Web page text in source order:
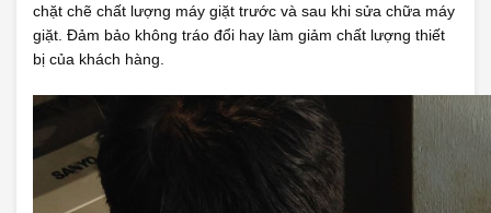
chặt chẽ chất lượng máy giặt trước và sau khi sửa chữa máy
giặt. Đảm bảo không tráo đổi hay làm giảm chất lượng thiết
bị của khách hàng.